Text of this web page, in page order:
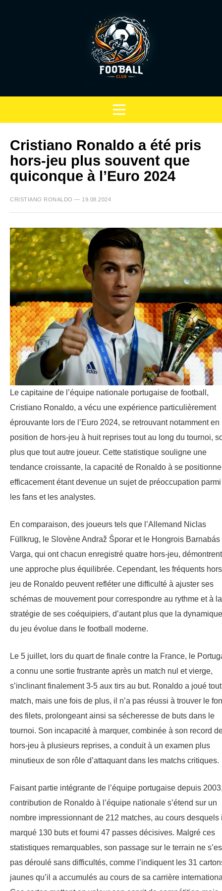
Cristiano Ronaldo a été pris
hors-jeu plus souvent que
quiconque à l’Euro 2024
CRISTIANO RONALDO — 19.08.2024
Le capitaine de l’équipe nationale portugaise de football,
Cristiano Ronaldo, a vécu une expérience particulièrement
éprouvante lors de l’Euro 2024, se retrouvant notamment en
position de hors-jeu à huit reprises tout au long du tournoi,
plus que tout autre joueur. Cette statistique souligne une
tendance croissante, la capacité de Ronaldo à se
efficacement étant devenue un sujet de préoccupation parmi
les fans et les analystes.
En comparaison, des joueurs tels que l’Allemand Niclas
Füllkrug, le Slovène Andraž Šporar et le Hongrois Barnabás
Varga, qui ont chacun enregistré quatre hors-jeu, démontrent
une approche plus équilibrée. Cependant, les fréquents
jeu de Ronaldo peuvent refléter une difficulté à ajuster ses
schémas de mouvement pour correspondre au rythme et à la
stratégie de ses coéquipiers, d’autant plus que la dynamique
du jeu évolue dans le football moderne.
Le 5 juillet, lors du quart de finale contre la France, le
a connu une sortie frustrante après un match nul et vierge,
s’inclinant finalement 3-5 aux tirs au but. Ronaldo a joué
match, mais une fois de plus, il n’a pas réussi à trouver le
des filets, prolongeant ainsi sa sécheresse de buts dans le
tournoi. Son incapacité à marquer, combinée à son record
hors-jeu à plusieurs reprises, a conduit à un examen plus
minutieux de son rôle d’attaquant dans les matchs critiques.
Faisant partie intégrante de l’équipe portugaise depuis
contribution de Ronaldo à l’équipe nationale s’étend sur un
nombre impressionnant de 212 matches, au cours desquels
marqué 130 buts et fourni 47 passes décisives. Malgré ces
statistiques remarquables, son passage sur le terrain ne
pas déroulé sans difficultés, comme l’indiquent les 31
jaunes qu’il a accumulés au cours de sa carrière